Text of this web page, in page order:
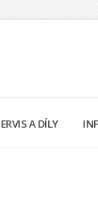
A DÍLY